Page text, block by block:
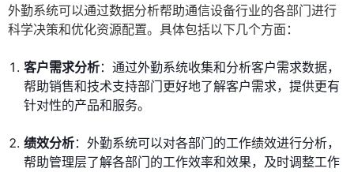
外勤系统可以通过数据分析帮助通信设备行业的各部门进行
科学决策和优化资源配置。具体包括以下几个方面：
客户需求分析：通过外勤系统收集和分析客户需求数据，
帮助销售和技术支持部门更好地了解客户需求，提供更有
针对性的产品和服务。
绩效分析：外勤系统可以对各部门的工作绩效进行分析，
帮助管理层了解各部门的工作效率和效果，及时调整工作